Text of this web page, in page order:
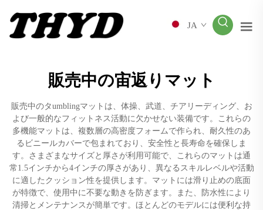
JA
販売中の宙返りマット
販売中のタumblingマットは、体操、武道、チアリーディング、お
よび一般的なフィットネス活動に欠かせない装備です。これらの
多機能マットは、複数層の高密度フォームで作られ、耐久性のあ
るビニールカバーで包まれており、安全性と長寿命を確保しま
す。さまざまなサイズと厚さが利用可能で、これらのマットは通
常1.5インチから4インチの厚さがあり、異なるスキルレベルや活動
に適したクッション性を提供します。マットには滑り止めの底面
が特徴で、使用中に不要な動きを防ぎます。また、防水性により
清掃とメンテナンスが簡単です。ほとんどのモデルには便利な持